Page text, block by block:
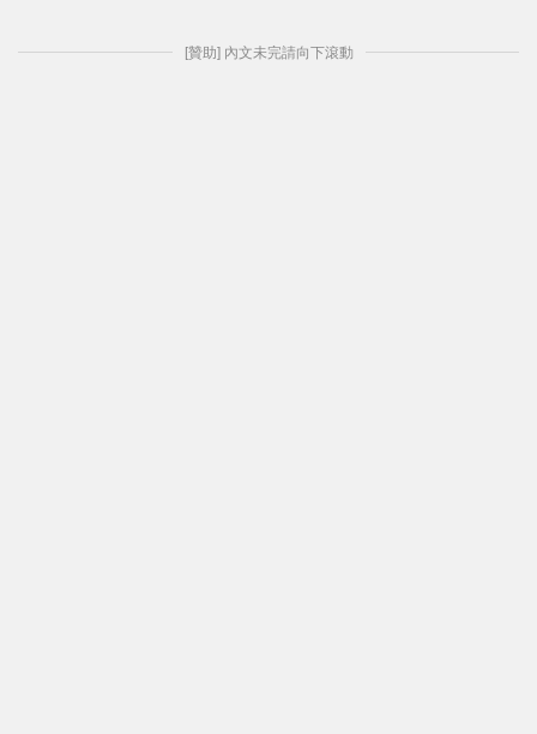
[贊助] 內文未完請向下滾動